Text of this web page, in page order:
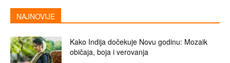
NAJNOVIJE
Kako Indija dočekuje Novu godinu: Mozaik
običaja, boja i verovanja